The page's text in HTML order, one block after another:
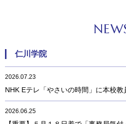
仁川学院
2026.07.23
NHK Eテレ「やさいの時間」に本校教
2026.06.25